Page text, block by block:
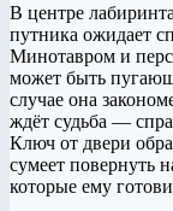
В центре
путника ожидает
Минотавром и
может быть
случае она
ждёт судьба —
Ключ от двери
сумеет повернуть
которые ему